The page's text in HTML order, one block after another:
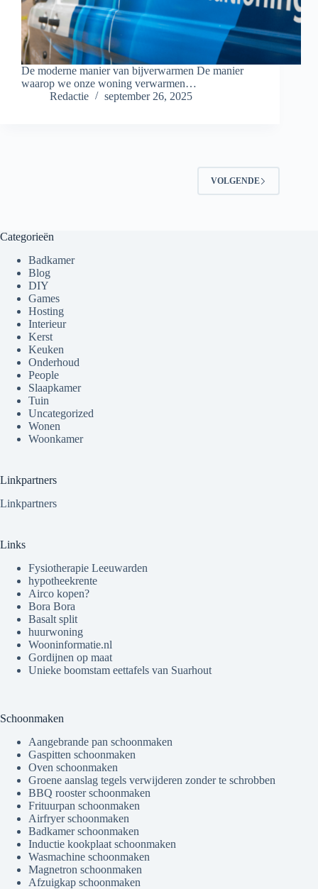
De moderne manier van bijverwarmen De manier
waarop we onze woning verwarmen…
Redactie
september 26, 2025
VOLGENDE
Categorieën
Badkamer
Blog
DIY
Games
Hosting
Interieur
Kerst
Keuken
Onderhoud
People
Slaapkamer
Tuin
Uncategorized
Wonen
Woonkamer
Linkpartners
Linkpartners
Links
Fysiotherapie Leeuwarden
hypotheekrente
Airco kopen?
Bora Bora
Basalt split
huurwoning
Wooninformatie.nl
Gordijnen op maat
Unieke boomstam eettafels van Suarhout
Schoonmaken
Aangebrande pan schoonmaken
Gaspitten schoonmaken
Oven schoonmaken
Groene aanslag tegels verwijderen zonder te schrobben
BBQ rooster schoonmaken
Frituurpan schoonmaken
Airfryer schoonmaken
Badkamer schoonmaken
Inductie kookplaat schoonmaken
Wasmachine schoonmaken
Magnetron schoonmaken
Afzuigkap schoonmaken